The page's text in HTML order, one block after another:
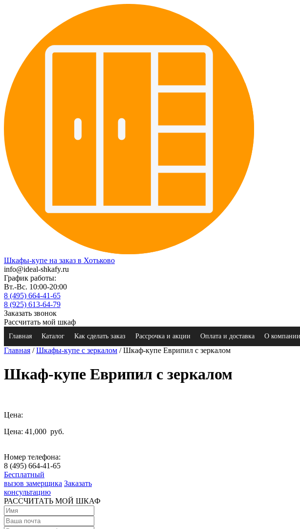
Шкафы-купе на заказ в Хотьково
info@ideal-shkafy.ru
График работы:
Вт.-Вс. 10:00-20:00
8 (495) 664-41-65
8 (925) 613-64-79
Заказать звонок
Рассчитать мой шкаф
Главная Каталог Как сделать заказ Рассрочка и акции Оплата и доставка О компании
Главная /Шкафы-купе с зеркалом / Шкаф-купе Еврипил с зеркалом
Шкаф-купе Еврипил с зеркалом
Цена:
Цена: 41,000 руб.
Номер телефона:
8 (495) 664-41-65
Бесплатный
вызов замерщика Заказать
консультацию
РАССЧИТАТЬ МОЙ ШКАФ